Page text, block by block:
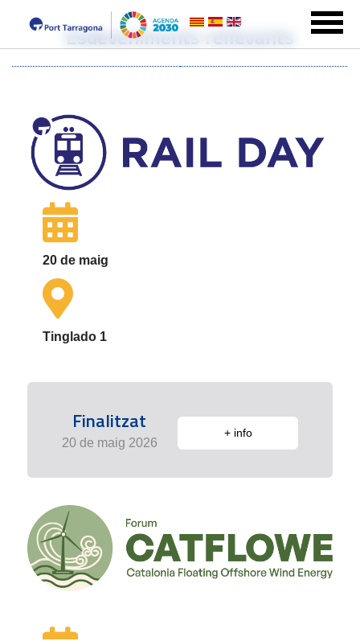
Esdeveniments rellevants
20 de maig
Tinglado 1
Finalitzat
20 de maig 2026
+ info